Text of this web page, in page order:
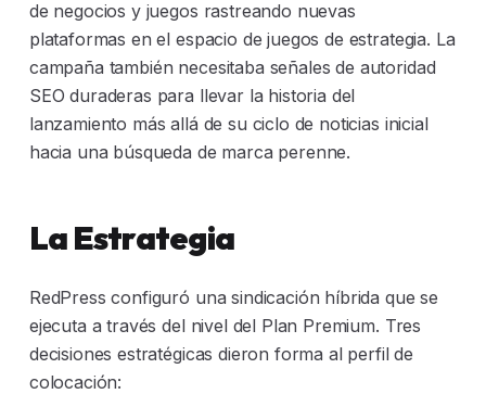
de negocios y juegos rastreando nuevas
plataformas en el espacio de juegos de estrategia. La
campaña también necesitaba señales de autoridad
SEO duraderas para llevar la historia del
lanzamiento más allá de su ciclo de noticias inicial
hacia una búsqueda de marca perenne.
La Estrategia
RedPress configuró una sindicación híbrida que se
ejecuta a través del nivel del Plan Premium. Tres
decisiones estratégicas dieron forma al perfil de
colocación: